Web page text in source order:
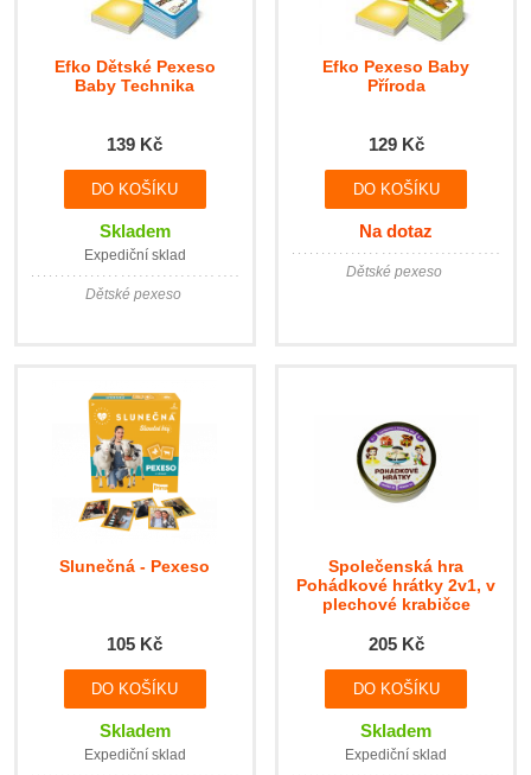
Efko Dětské Pexeso
Baby Technika
139 Kč
Skladem
Expediční sklad
Dětské pexeso
Efko Pexeso Baby
Příroda
129 Kč
Na dotaz
Dětské pexeso
Slunečná - Pexeso
105 Kč
Skladem
Expediční sklad
Společenská hra
Pohádkové hrátky 2v1, v
plechové krabičce
205 Kč
Skladem
Expediční sklad